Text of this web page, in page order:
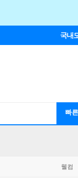
국내
빠
웰컴